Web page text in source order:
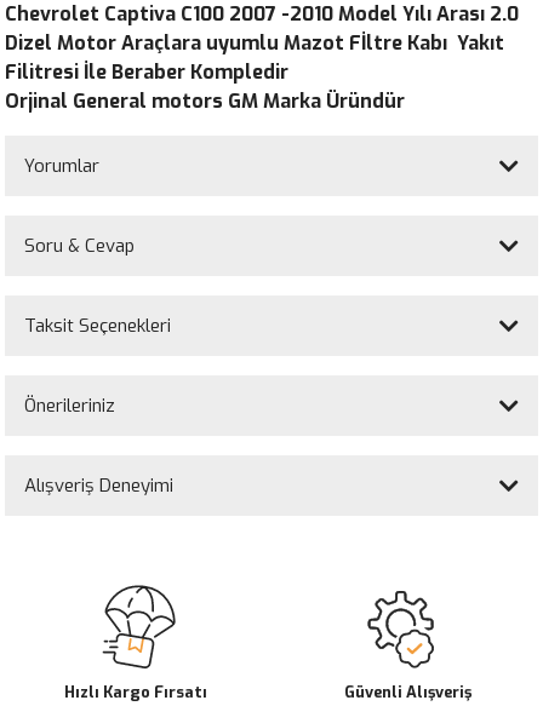
Chevrolet Captiva C100 2007 -2010 Model Yılı Arası 2.0
Dizel Motor Araçlara uyumlu Mazot Fİltre Kabı Yakıt
Filitresi İle Beraber Kompledir
Orjinal General motors GM Marka Üründür
Yorumlar
Soru & Cevap
Ürün hakkında henüz soru sorulmamış.
Taksit Seçenekleri
Önerileriniz
yetersiz gördüğünüz noktaları öneri formunu kullanarak tarafımıza
Ürün resmi kalitesiz, bozuk veya görüntülenemiyor.
Ürün açıklamasında eksik bilgiler bulunuyor.
Ürün bilgilerinde hatalar bulunuyor.
Ürün fiyatı diğer sitelerden daha pahalı.
Alışveriş Deneyimi
Hızlı Kargo Fırsatı Güvenli Alışveriş